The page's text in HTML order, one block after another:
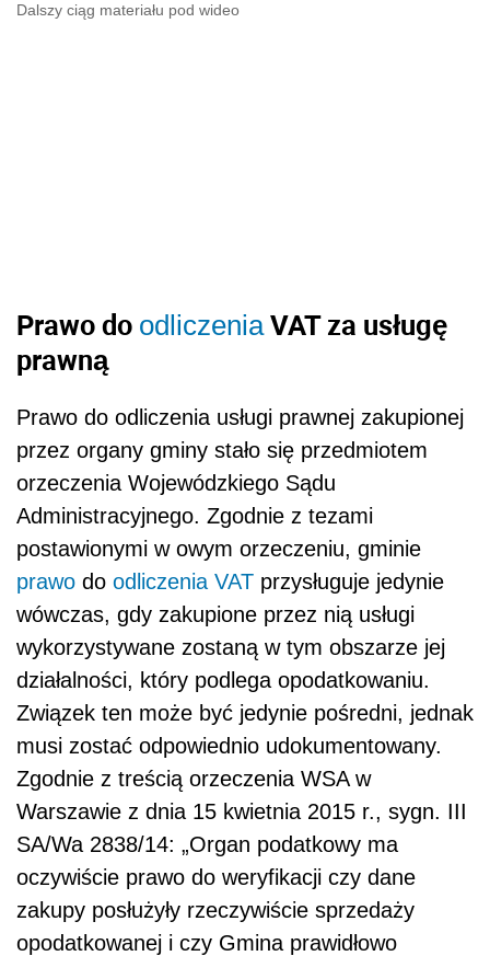
Dalszy ciąg materiału pod wideo
Prawo do odliczeniaVAT za usługę
prawną
Prawo do odliczenia usługi prawnej zakupionej
przez organy gminy stało się przedmiotem
orzeczenia Wojewódzkiego Sądu
Administracyjnego. Zgodnie z tezami
postawionymi w owym orzeczeniu, gminie
prawo do odliczenia VAT przysługuje jedynie
wówczas, gdy zakupione przez nią usługi
wykorzystywane zostaną w tym obszarze jej
działalności, który podlega opodatkowaniu.
Związek ten może być jedynie pośredni, jednak
musi zostać odpowiednio udokumentowany.
Zgodnie z treścią orzeczenia WSA w
Warszawie z dnia 15 kwietnia 2015 r., sygn. III
SA/Wa 2838/14: „Organ podatkowy ma
oczywiście prawo do weryfikacji czy dane
zakupy posłużyły rzeczywiście sprzedaży
opodatkowanej i czy Gmina prawidłowo